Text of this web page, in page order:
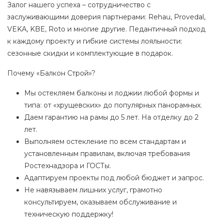
Залог нашего успеха – сотрудничество с
заслуживающими доверия партнерами: Rehau, Provedal,
VEKA, KBE, Roto и многие другие. Педантичный подход
к каждому проекту и гибкие системы лояльности:
сезонные скидки и комплектующие в подарок.
Почему «Балкон Строй»?
Мы остекляем балконы и лоджии любой формы и
типа: от «хрущевских» до популярных панорамных.
Даем гарантию на рамы до 5 лет. На отделку до 2
лет.
Выполняем остекление по всем стандартам и
установленным правилам, включая требования
Ростехнадзора и ГОСТы.
Адаптируем проекты под любой бюджет и запрос.
Не навязываем лишних услуг, грамотно
консультируем, оказываем обслуживание и
техническую поддержку!